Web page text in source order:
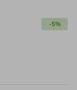
-5%